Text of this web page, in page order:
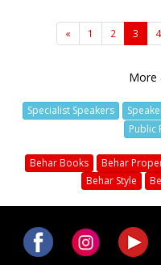
« 1 2 3 4
More
Specialist Speakers
Public
Behar Books Behar
Behar Style